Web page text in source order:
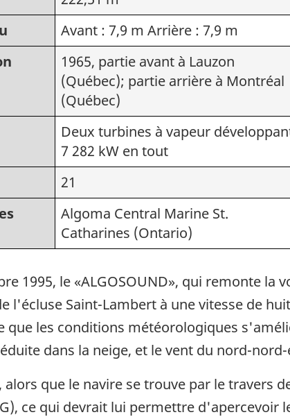
Avant : 7,9 m Arrière : 7,9 m
1965, partie avant à Lauzon
(Québec); partie arrière à Montréal
(Québec)
Deux turbines à vapeur
7 282 kW en tout
21
Algoma Central Marine St.
Catharines (Ontario)
1995, le «ALGOSOUND», qui remonte
l'écluse Saint-Lambert à une vitesse de
que les conditions météorologiques
dans la neige, et le vent du nord-
de bas de page
, alors que le navire se trouve par le travers
ce qui devrait lui permettre d'apercevoir